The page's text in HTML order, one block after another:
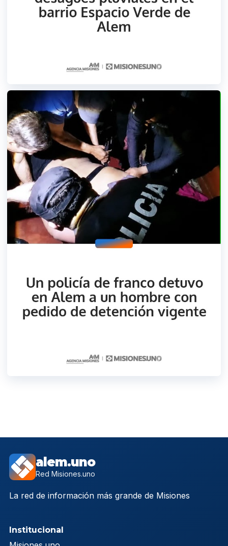
alem.uno
Red Misiones.uno
La red de información más grande de Misiones
Institucional